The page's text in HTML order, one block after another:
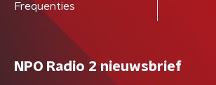
Frequenties
NPO Radio 2 nieuwsbrief